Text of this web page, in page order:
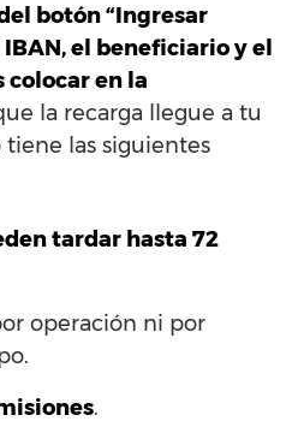
botón “Ingresar
el beneficiario y el
colocar en la
la recarga llegue a tu
las siguientes
tardar hasta 72
operación ni por
.